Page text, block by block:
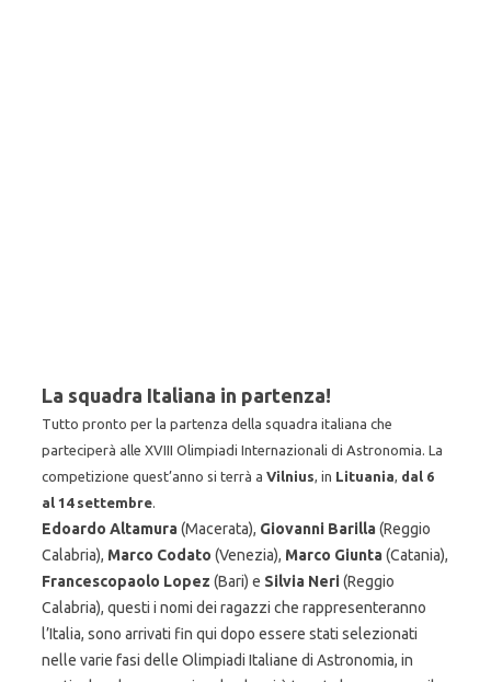
La squadra Italiana in partenza!
Tutto pronto per la partenza della squadra italiana che
parteciperà alle XVIII Olimpiadi Internazionali di Astronomia. La
competizione quest’anno si terrà a Vilnius, in Lituania, dal 6
al 14 settembre.
Edoardo Altamura(Macerata), Giovanni Barilla(Reggio
Calabria), Marco Codato (Venezia), Marco Giunta(Catania),
Francescopaolo Lopez (Bari) e Silvia Neri(Reggio
Calabria), questi i nomi dei ragazzi che rappresenteranno
l’Italia, sono arrivati fin qui dopo essere stati selezionati
nelle varie fasi delle Olimpiadi Italiane di Astronomia, in